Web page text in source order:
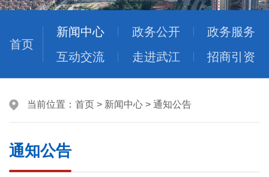
首页
新闻中心 政务公开
政务服务
互动交流
走进武江 招商引资
当前位置： 首页 > 新闻中心 > 通知公告
通知公告